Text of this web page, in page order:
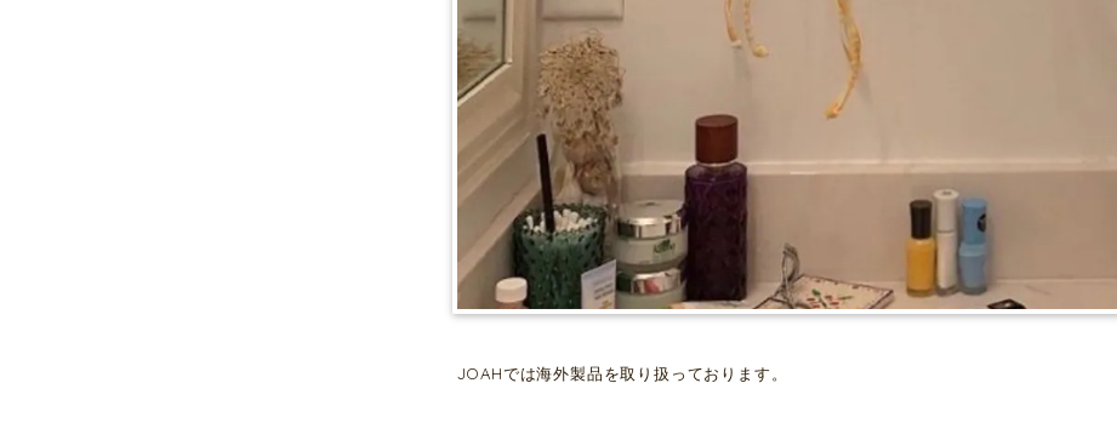
JOAHでは海外製品を取り扱っております。